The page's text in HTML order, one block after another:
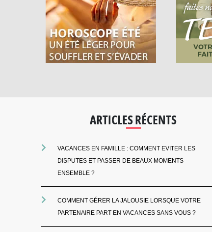
ARTICLES RÉCENTS
VACANCES EN FAMILLE : COMMENT EVITER LES
DISPUTES ET PASSER DE BEAUX MOMENTS
ENSEMBLE ?
COMMENT GÉRER LA JALOUSIE LORSQUE VOTRE
PARTENAIRE PART EN VACANCES SANS VOUS ?